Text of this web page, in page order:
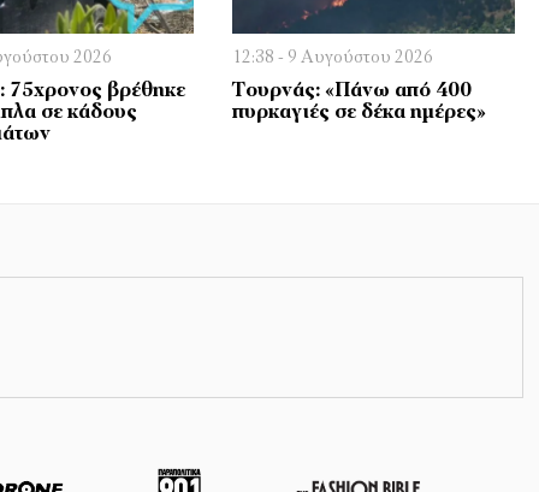
2026
75χρονος βρέθηκε
σε κάδους
12:38 - 9 Αυγούστου 2026
Τουρνάς: «Πάνω από 400
πυρκαγιές σε δέκα ημέρες»